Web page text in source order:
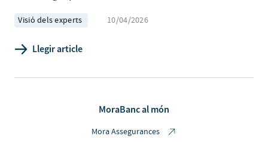
Visió dels experts 10/04/2026
Llegir article
MoraBanc al món
Mora Assegurances